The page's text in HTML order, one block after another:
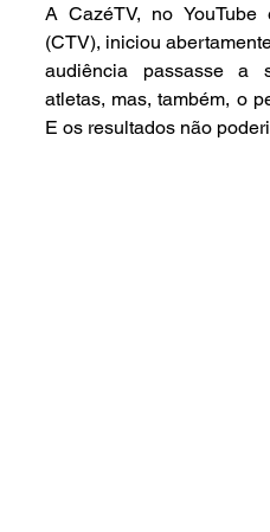
A CazéTV, no
(CTV), iniciou
audiência passasse a
atletas, mas, também, o
E os resultados não